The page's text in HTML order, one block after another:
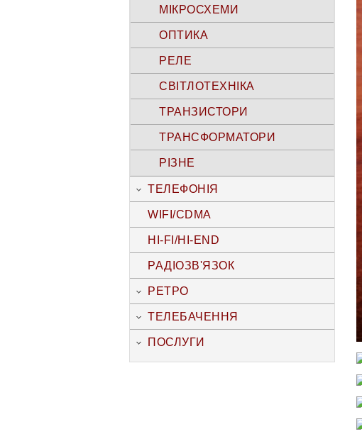
МІКРОСХЕМИ
ОПТИКА
РЕЛЕ
СВІТЛОТЕХНІКА
ТРАНЗИСТОРИ
ТРАНСФОРМАТОРИ
РІЗНЕ
ТЕЛЕФОНІЯ
WIFI/CDMA
HI-FI/HI-END
РАДІОЗВ'ЯЗОК
РЕТРО
ТЕЛЕБАЧЕННЯ
ПОСЛУГИ